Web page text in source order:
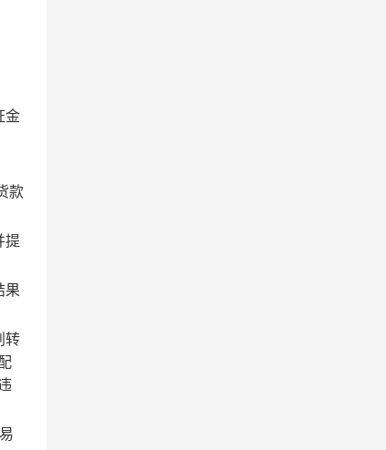
金
款
提
果
转